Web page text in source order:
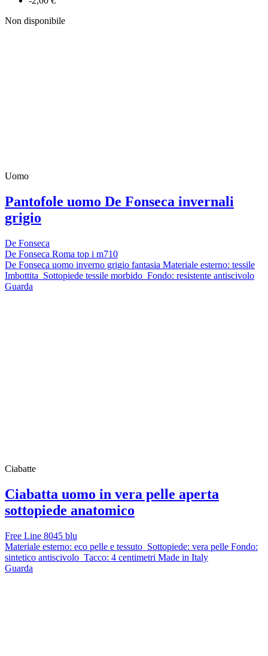
Non disponibile
Uomo
Pantofole uomo De Fonseca invernali
grigio
De Fonseca
De Fonseca Roma top i m710
De Fonseca uomo inverno grigio fantasia Materiale esterno: tessile
Imbottita Sottopiede tessile morbido Fondo: resistente antiscivolo
Guarda
Ciabatte
Ciabatta uomo in vera pelle aperta
sottopiede anatomico
Free Line 8045 blu
Materiale esterno: eco pelle e tessuto Sottopiede: vera pelle Fondo:
sintetico antiscivolo Tacco: 4 centimetri Made in Italy
Guarda